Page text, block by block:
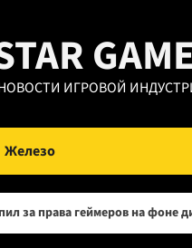
ИГРОВОЙ
Железо
на фоне дисковой